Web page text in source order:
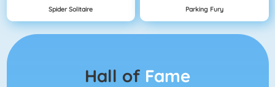
Spider Solitaire Parking Fury
Hall of Fame